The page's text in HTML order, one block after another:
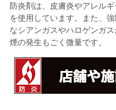
防炎剤は、皮膚炎やアレル
を使用しています。また、
なシアンガスやハロゲンガ
煙の発生もごく微量です。